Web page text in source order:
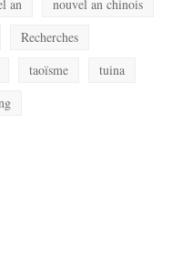
an
nouvel an chinois
Recherches
taoïsme
tuina